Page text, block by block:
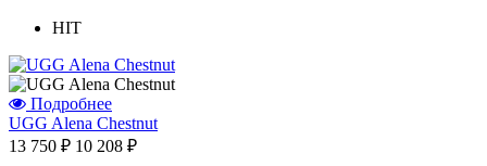
HIT
Подробнее
UGG Alena Chestnut
13 750 ₽ 10 208 ₽